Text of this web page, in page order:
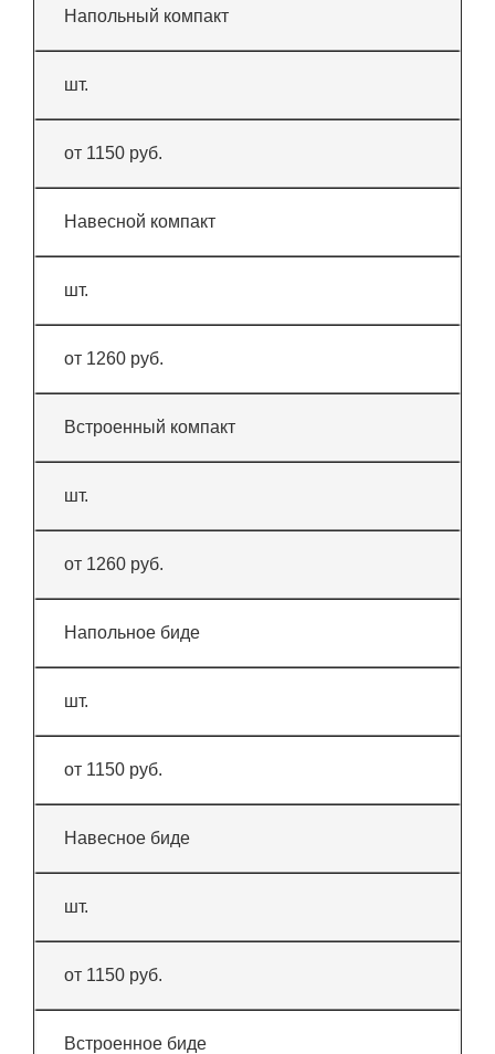
Напольный компакт
шт.
от 1150 руб.
Навесной компакт
шт.
от 1260 руб.
Встроенный компакт
шт.
от 1260 руб.
Напольное биде
шт.
от 1150 руб.
Навесное биде
шт.
от 1150 руб.
Встроенное биде